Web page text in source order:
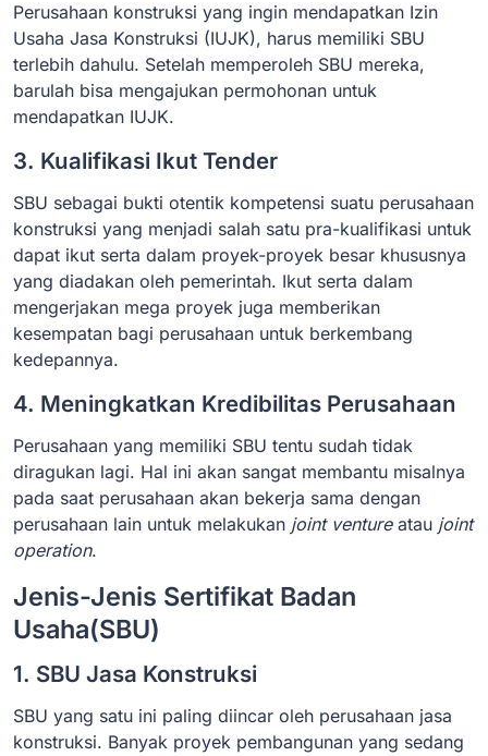
Perusahaan konstruksi yang ingin mendapatkan Izin
Usaha Jasa Konstruksi (IUJK), harus memiliki SBU
terlebih dahulu. Setelah memperoleh SBU mereka,
barulah bisa mengajukan permohonan untuk
mendapatkan IUJK.
3. Kualifikasi Ikut Tender
SBU sebagai bukti otentik kompetensi suatu perusahaan
konstruksi yang menjadi salah satu pra-kualifikasi untuk
dapat ikut serta dalam proyek-proyek besar khususnya
yang diadakan oleh pemerintah. Ikut serta dalam
mengerjakan mega proyek juga memberikan
kesempatan bagi perusahaan untuk berkembang
kedepannya.
4. Meningkatkan Kredibilitas Perusahaan
Perusahaan yang memiliki SBU tentu sudah tidak
diragukan lagi. Hal ini akan sangat membantu misalnya
pada saat perusahaan akan bekerja sama dengan
perusahaan lain untuk melakukan joint ventureatau joint
operation.
Jenis-Jenis Sertifikat Badan
Usaha(SBU)
1. SBU Jasa Konstruksi
SBU yang satu ini paling diincar oleh perusahaan jasa
konstruksi. Banyak proyek pembangunan yang sedang